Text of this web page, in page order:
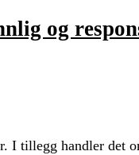
og
tillegg handler det